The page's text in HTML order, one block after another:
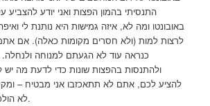
התנסיתי בהמון הפצות ואני יודע להצביע
באובונטו ומה לא, איזה גמישות היא נותנת לי
לרצות למות (ולא חסרים מקומות כאלה). אם
כנראה עוד לא הגעתם למנוחה
ולהתנסות בהפצות שונות כדי לדעת מה יש
להציע לכם, אתם לא תתאכזבו אני מבטיח –
לא הולכת לשום מקום.